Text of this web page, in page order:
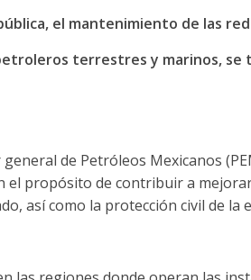
el mantenimiento de las
terrestres y marinos, se
de Petróleos Mexicanos
el propósito de contribuir a
así como la protección civil de la